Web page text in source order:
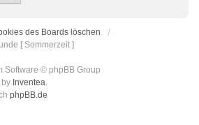
des Boards löschen
[ Sommerzeit ]
Software © phpBB Group
Inventea.
phpBB.de